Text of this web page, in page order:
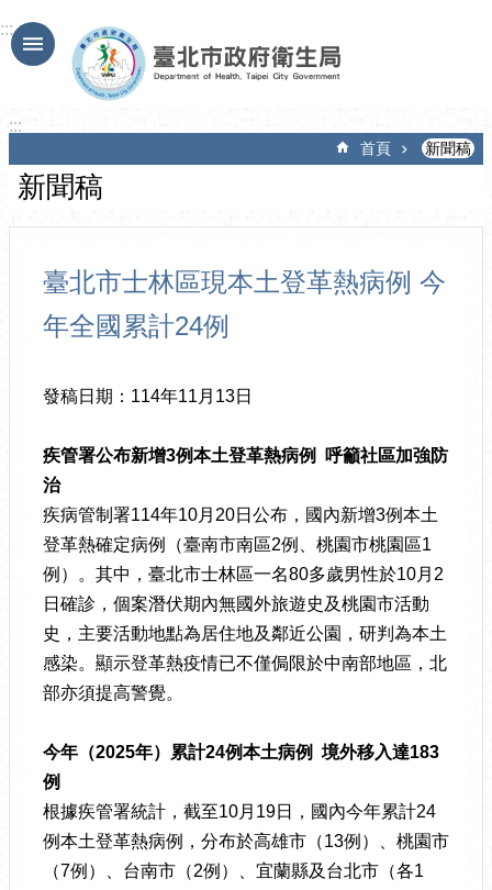
跳到主要內容區塊
:::
:::
首頁 新聞稿
新聞稿
臺北市士林區現本土登革熱病例 今
年全國累計24例
發稿日期：114年11月13日
疾管署公布新增3例本土登革熱病例
呼籲社區加強防
治
疾病管制署114年10月20日公布，國內新增3例本土
登革熱確定病例（臺南市南區2例、桃園市桃園區1
例）。其中，臺北市士林區一名80多歲男性於10月2
日確診，個案潛伏期內無國外旅遊史及桃園市活動
史，主要活動地點為居住地及鄰近公園，研判為本土
感染。顯示登革熱疫情已不僅侷限於中南部地區，北
部亦須提高警覺。
今年（2025年）累計24例本土病例 境外移入達183
例
根據疾管署統計，截至10月19日，國內今年累計24
例本土登革熱病例，分布於高雄市（13例）、桃園市
（7例）、台南市（2例）、宜蘭縣及台北市（各1